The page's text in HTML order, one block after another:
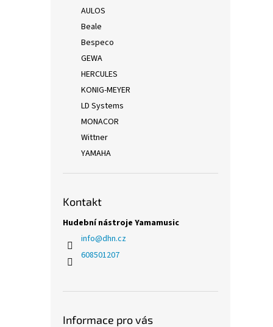
AULOS
Beale
Bespeco
GEWA
HERCULES
KONIG-MEYER
LD Systems
MONACOR
Wittner
YAMAHA
Kontakt
Hudební nástroje Yamamusic
info@dhn.cz
608501207
Informace pro vás